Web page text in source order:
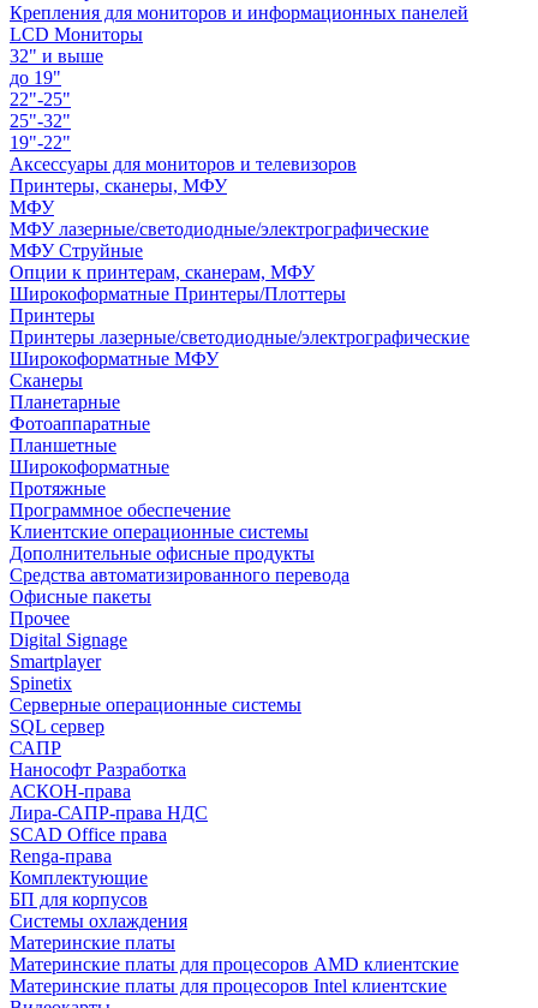
Крепления для мониторов и информационных панелей
LCD Мониторы
32" и выше
до 19"
22"-25"
25"-32"
19"-22"
Аксессуары для мониторов и телевизоров
Принтеры, сканеры, МФУ
МФУ
МФУ лазерные/светодиодные/электрографические
МФУ Струйные
Опции к принтерам, сканерам, МФУ
Широкоформатные Принтеры/Плоттеры
Принтеры
Принтеры лазерные/светодиодные/электрографические
Широкоформатные МФУ
Сканеры
Планетарные
Фотоаппаратные
Планшетные
Широкоформатные
Протяжные
Программное обеспечение
Клиентские операционные системы
Дополнительные офисные продукты
Средства автоматизированного перевода
Офисные пакеты
Прочее
Digital Signage
Smartplayer
Spinetix
Серверные операционные системы
SQL сервер
САПР
Нанософт Разработка
АСКОН-права
Лира-САПР-права НДС
SCAD Office права
Renga-права
Комплектующие
БП для корпусов
Системы охлаждения
Материнские платы
Материнские платы для процесоров AMD клиентские
Материнские платы для процесоров Intel клиентские